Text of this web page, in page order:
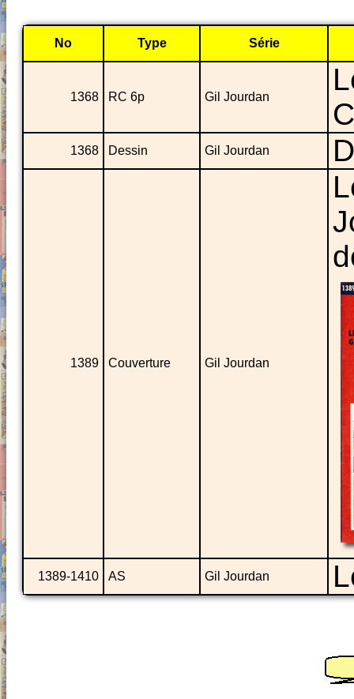
No Type Série
1368 RC 6p Gil Jourdan
1368 Dessin Gil Jourdan
1389 Couverture Gil Jourdan
1389-1410 AS Gil Jourdan